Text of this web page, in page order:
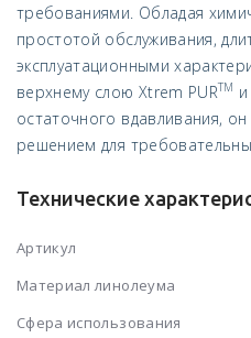
требованиями. Обладая
простотой обслуживания,
эксплуатационными
верхнему слою Xtrem PURTM
остаточного вдавливания,
решением для
Технические
Артикул
Материал линолеума
Сфера использования